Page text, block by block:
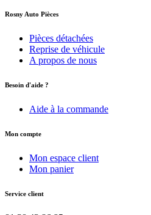
Rosny Auto Pièces
Pièces détachées
Reprise de véhicule
A propos de nous
Besoin d'aide ?
Aide à la commande
Mon compte
Mon espace client
Mon panier
Service client